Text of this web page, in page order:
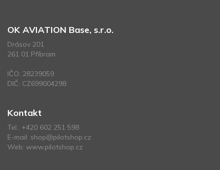
OK AVIATION Base, s.r.o.
Drásov 201
261 01 Příbram
IČO: 28239059
DIČ: CZ699004298
Kontakt
Tel.: +420 602 251 598
E-mail: shop@pilotshop.cz
Web: www.pilotshop.cz